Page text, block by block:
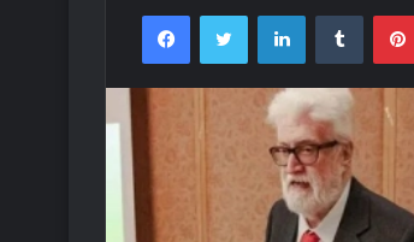
FacebookTwitter LinkedInTumblr